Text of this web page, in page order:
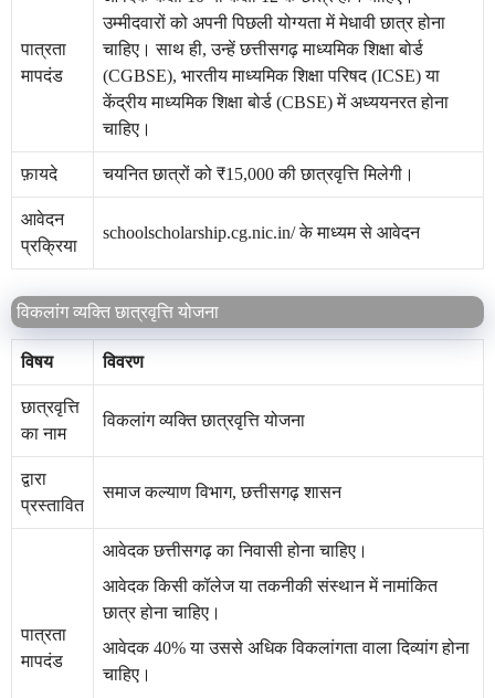
पात्रता
मापदंड
उम्मीदवारों को अपनी पिछली योग्यता में मेधावी छात्र होना
चाहिए। साथ ही, उन्हें छत्तीसगढ़ माध्यमिक शिक्षा बोर्ड
(CGBSE), भारतीय माध्यमिक शिक्षा परिषद (ICSE) या
केंद्रीय माध्यमिक शिक्षा बोर्ड (CBSE) में अध्ययनरत होना
चाहिए।
फ़ायदे चयनित छात्रों को ₹15,000 की छात्रवृत्ति मिलेगी।
आवेदन
प्रक्रिया
schoolscholarship.cg.nic.in/ के माध्यम से आवेदन
विकलांग व्यक्ति छात्रवृत्ति योजना
विषय विवरण
छात्रवृत्ति
का नाम
विकलांग व्यक्ति छात्रवृत्ति योजना
द्वारा
प्रस्तावित
समाज कल्याण विभाग, छत्तीसगढ़ शासन
पात्रता
मापदंड
आवेदक छत्तीसगढ़ का निवासी होना चाहिए।
आवेदक किसी कॉलेज या तकनीकी संस्थान में नामांकित
छात्र होना चाहिए।
आवेदक 40% या उससे अधिक विकलांगता वाला दिव्यांग होना
चाहिए।